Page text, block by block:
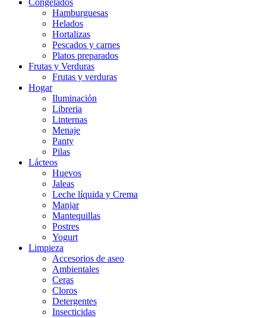
Congelados
Hamburguesas
Helados
Hortalizas
Pescados y carnes
Platos preparados
Frutas y Verduras
Frutas y verduras
Hogar
Iluminación
Libreria
Linternas
Menaje
Panty
Pilas
Lácteos
Huevos
Jaleas
Leche líquida y Crema
Manjar
Mantequillas
Postres
Yogurt
Limpieza
Accesorios de aseo
Ambientales
Ceras
Cloros
Detergentes
Insecticidas